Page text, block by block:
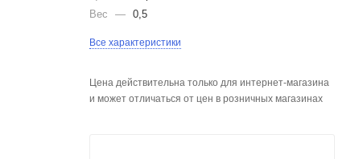
Вес
— 0,5
Все характеристики
Цена действительна только для интернет-магазина
и может отличаться от цен в розничных магазинах